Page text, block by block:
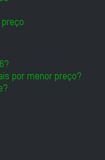
por menor preço?